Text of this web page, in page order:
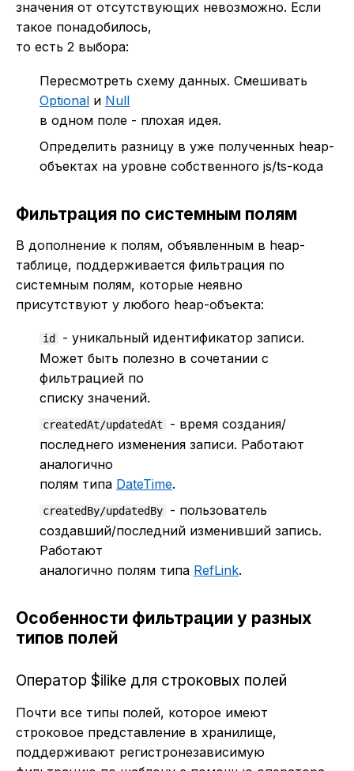
значения от отсутствующих невозможно. Если
такое понадобилось,
то есть 2 выбора:
Пересмотреть схему данных. Смешивать
Optional и Null
в одном поле - плохая идея.
Определить разницу в уже полученных heap-
объектах на уровне собственного js/ts-кода
Фильтрация по системным полям
В дополнение к полям, объявленным в heap-
таблице, поддерживается фильтрация по
системным полям, которые неявно
присутствуют у любого heap-объекта:
id
- уникальный идентификатор записи.
Может быть полезно в сочетании с
фильтрацией по
списку значений.
createdAt/updatedAt
- время создания/
последнего изменения записи. Работают
аналогично
полям типа DateTime.
createdBy/updatedBy
- пользователь
создавший/последний изменивший запись.
Работают
аналогично полям типа RefLink.
Особенности фильтрации у разных
типов полей
Оператор $ilike для строковых полей
Почти все типы полей, которое имеют
строковое представление в хранилище,
поддерживают регистронезависимую